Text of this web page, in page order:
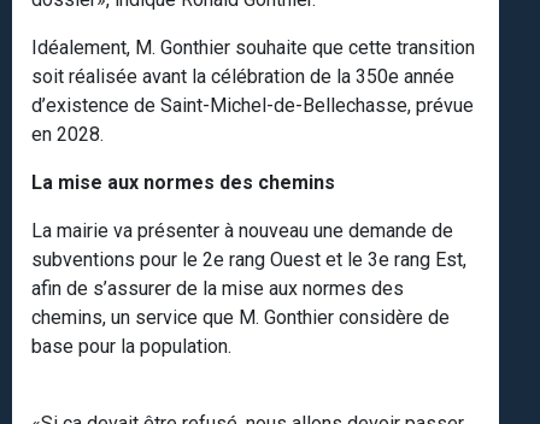
Idéalement, M. Gonthier souhaite que cette transition
soit réalisée avant la célébration de la 350e année
d’existence de Saint-Michel-de-Bellechasse, prévue
en 2028.
La mise aux normes des chemins
La mairie va présenter à nouveau une demande de
subventions pour le 2e rang Ouest et le 3e rang Est,
afin de s’assurer de la mise aux normes des
chemins, un service que M. Gonthier considère de
base pour la population.